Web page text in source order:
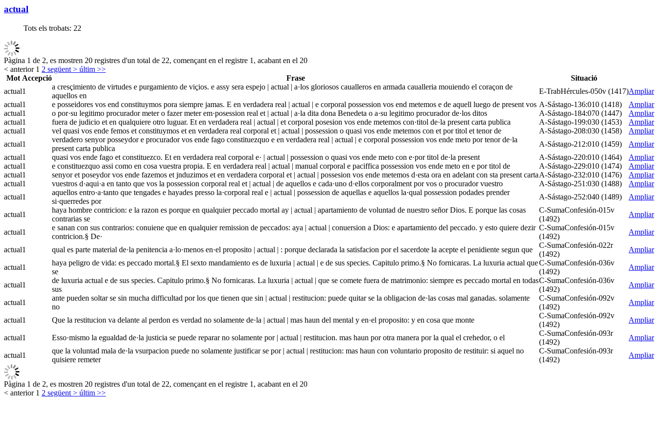
actual
Tots els trobats: 22
Pàgina 1 de 2, es mostren 20 registres d'un total de 22, començant en el registre 1, acabant en el 20
< anterior 1 2 següent > últim >>
Mot Accepció Frase
Situació
actual1
a cresçimiento de virtudes e purgamiento de viçios. e assy sera espejo | actual | a·los gloriosos caualleros en armada caualleria mouiendo el coraçon de
aquellos en
E-TrabHércules-050v (1417)Ampliar
actual1 e posseidores vos end constituymos pora siempre jamas. E en verdadera real | actual | e corporal possession vos end metemos e de aquell luego de present vos A-Sástago-136:010 (1418)
Ampliar
actual1 o por·su legitimo procurador meter o fazer meter em·posession real et | actual | a·la dita dona Benedeta o a·su legitimo procurador de·los ditos A-Sástago-184:070 (1447)
Ampliar
actual1 fuera de judicio et en qualquiere otro luguar. Et en verdadera real | actual | et corporal posesion vos ende metemos con·titol de·la present carta publica A-Sástago-199:030 (1453)
Ampliar
actual1 vel quasi vos ende femos et constituymos et en verdadera real corporal et | actual | possession o quasi vos ende metemos con et por titol et tenor de A-Sástago-208:030 (1458)
Ampliar
actual1
verdadero senyor posseydor e procurador vos ende fago constituezquo e en verdadera real | actual | e corporal possession vos ende meto por tenor de·la
present carta publica
A-Sástago-212:010 (1459)
Ampliar
actual1 quasi vos ende fago et constituezco. Et en verdadera real corporal e· | actual | possession o quasi vos ende meto con e·por titol de·la present A-Sástago-220:010 (1464)
Ampliar
actual1 e constituezquo assi como en cosa vuestra propia. E en verdadera real | actual | manual corporal e paciffica possession vos ende meto en e por titol de A-Sástago-229:010 (1474)
Ampliar
actual1 senyor et poseydor vos ende fazemos et jnduzimos et en verdadera corporal et | actual | possesion vos ende metemos d·esta ora en adelant con sta present cartaA-Sástago-232:010 (1476)
Ampliar
actual1 vuestros d·aqui·a en tanto que vos la possession corporal real et | actual | de aquellos e cada·uno d·ellos corporalment por vos o procurador vuestro A-Sástago-251:030 (1488)
Ampliar
actual1
aquellos entro·a·tanto que tengades e hayades presso la·corporal real e | actual | possession de aquellas e aquellos la·qual possession podades prender
si·querredes por
A-Sástago-252:040 (1489) Ampliar
actual1
haya hombre contricion: e la razon es porque en qualquier peccado mortal ay | actual | apartamiento de voluntad de nuestro señor Dios. E porque las cosas
contrarias se
C-SumaConfesión-015v
(1492)
Ampliar
actual1
e sanan con sus contrarios: conuiene que en qualquier remission de peccados: aya | actual | conuersion a Dios: e apartamiento del peccado. y esto quiere dezir
contricion.§ De·
C-SumaConfesión-015v
(1492)
Ampliar
actual1 qual es parte material de·la penitencia a·lo·menos en·el proposito | actual | : porque declarada la satisfacion por el sacerdote la acepte el penidiente segun que
C-SumaConfesión-022r
(1492)
Ampliar
actual1
haya peligro de vida: es peccado mortal.§ El sexto mandamiento es de luxuria | actual | e de sus species. Capitulo primo.§ No fornicaras. La luxuria actual que
se
C-SumaConfesión-036v
(1492)
Ampliar
actual1
de luxuria actual e de sus species. Capitulo primo.§ No fornicaras. La luxuria | actual | que se comete fuera de matrimonio: siempre es peccado mortal en todas
sus
C-SumaConfesión-036v
(1492)
Ampliar
actual1
ante pueden soltar se sin mucha difficultad por los que tienen que sin | actual | restitucion: puede quitar se la obligacion de·las cosas mal ganadas. solamente
no
C-SumaConfesión-092v
(1492)
Ampliar
actual1 Que la restitucion va delante al perdon es verdad no solamente de·la | actual | mas haun del mental y en·el proposito: y en cosa que monte
C-SumaConfesión-092v
(1492)
Ampliar
actual1 Esso·mismo la egualdad de·la justicia se puede reparar no solamente por | actual | restitucion. mas haun por otra manera por la qual el crehedor, o el
C-SumaConfesión-093r
(1492)
Ampliar
actual1
que la voluntad mala de·la vsurpacion puede no solamente justificar se por | actual | restitucion: mas haun con voluntario proposito de restituir: si aquel no
quisiere remeter
C-SumaConfesión-093r
(1492)
Ampliar
Pàgina 1 de 2, es mostren 20 registres d'un total de 22, començant en el registre 1, acabant en el 20
< anterior 1 2 següent > últim >>